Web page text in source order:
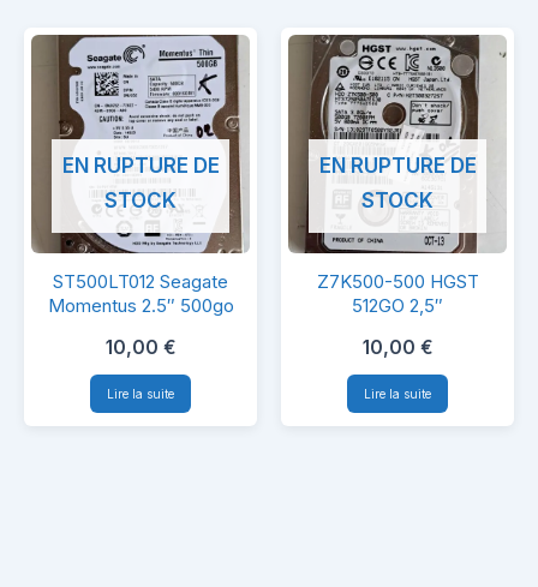
ST500LT012
Seagate
Momentus
2.5″
500go
EN RUPTURE DE
STOCK
ST500LT012 Seagate
Momentus 2.5″ 500go
10,00 €
Lire la suite
Z7K500-
500
HGST
512GO
2,5″
EN RUPTURE DE
STOCK
Z7K500-500 HGST
512GO 2,5″
10,00 €
Lire la suite